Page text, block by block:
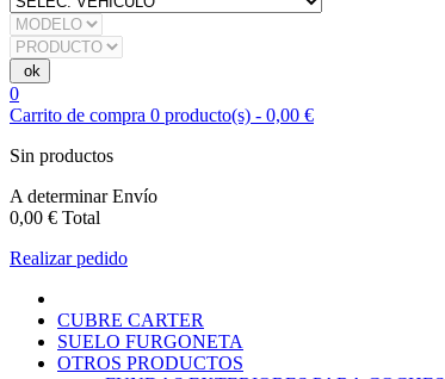
0
Carrito de compra 0 producto(s) - 0,00 €
Sin productos
A determinarEnvío
0,00 € Total
Realizar pedido
CUBRE CARTER
SUELO FURGONETA
OTROS PRODUCTOS